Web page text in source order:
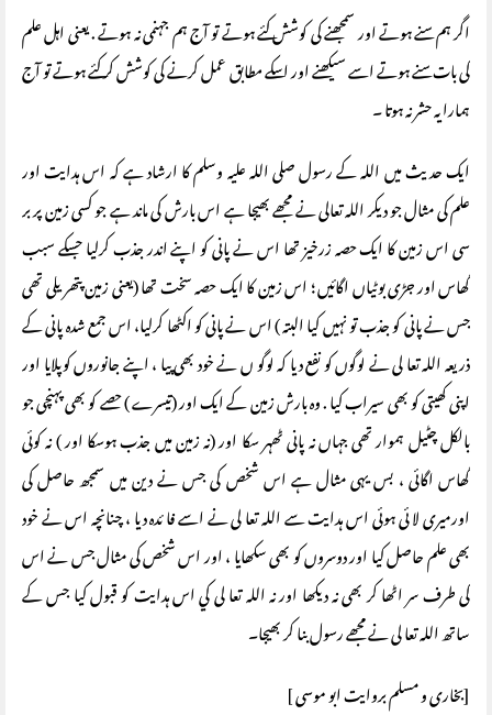
اگر ہم سنے ہوتے اور سمجھنے کی کوشش کئے ہوتے تو آج ہم جہنمی نہ ہوتے . یعنی اہل علم
کی بات سنے ہوتے اسے سیکھنے اور اسکے مطابق عمل کرنے کی کوشش کر کئے ہوتے تو آج
ہمارا یہ حشر نہ ہوتا ۔
ایک حدیث میں اللہ کے رسول صلی اللہ علیہ وسلم کا ارشاد ہے کہ اس ہدایت اور
علم کی مثال جو دیکر اللہ تعالی نے مجھے بھیجا ہے اس بارش کی ماند ہے جو کسی زمین پر بر
سی اس زمین کا ایک حصہ زرخیز تھا اس نے پانی کو اپنے اندر جذب کرلیا جسکے سبب
گھاس اور جڑی بوٹیاں اگائیں ؛ اس زمین کا ایک حصہ سخت تھا (یعنی زمین پتھریلی تھی
جس نے پانی کو جذب تو نہیں کیا البتہ ) اس نے پانی کو اکٹھا کرلیا، اس جمع شدہ پانی کے
ذریعہ اللہ تعا لی نے لوگوں کو نفع دیا کہ لوگو ں نے خود بھی پیا ، اپنے جانوروں کوپلایا اور
اپنی کھیتی کو بھی سیراب کیا . وہ بارش زمین کے ایک اور (تیسرے ) حصے کو بھی پہنچی جو
بالکل چٹیل ہموار تھی جہاں نہ پانی ٹھہر سکا اور (نہ زمین میں جذب ہوسکا اور ) نہ کوئی
گھاس اگائی ، بس یہی مثال ہے اس شخص کی جس نے دین میں سمجھ حاصل کی
اورمیری لا ئی ہوئی اس ہدایت سے اللہ تعا لی نے اسے فا ئدہ دیا ، چنانچہ اس نے خود
بھی علم حاصل کیا اور دوسروں کو بھی سکھایا ، اور اس شخص کی مثال جس نے اس
کی طرف سر اٹھا کر بھی نہ دیکھا اور نہ اللہ تعا لی كي اس ہدایت کو قبول کیا جس کے
ساتھ اللہ تعا لی نے مجھے رسول بنا کر بھیجا۔
[بخاری و مسلم بروایت ابو موسی ]